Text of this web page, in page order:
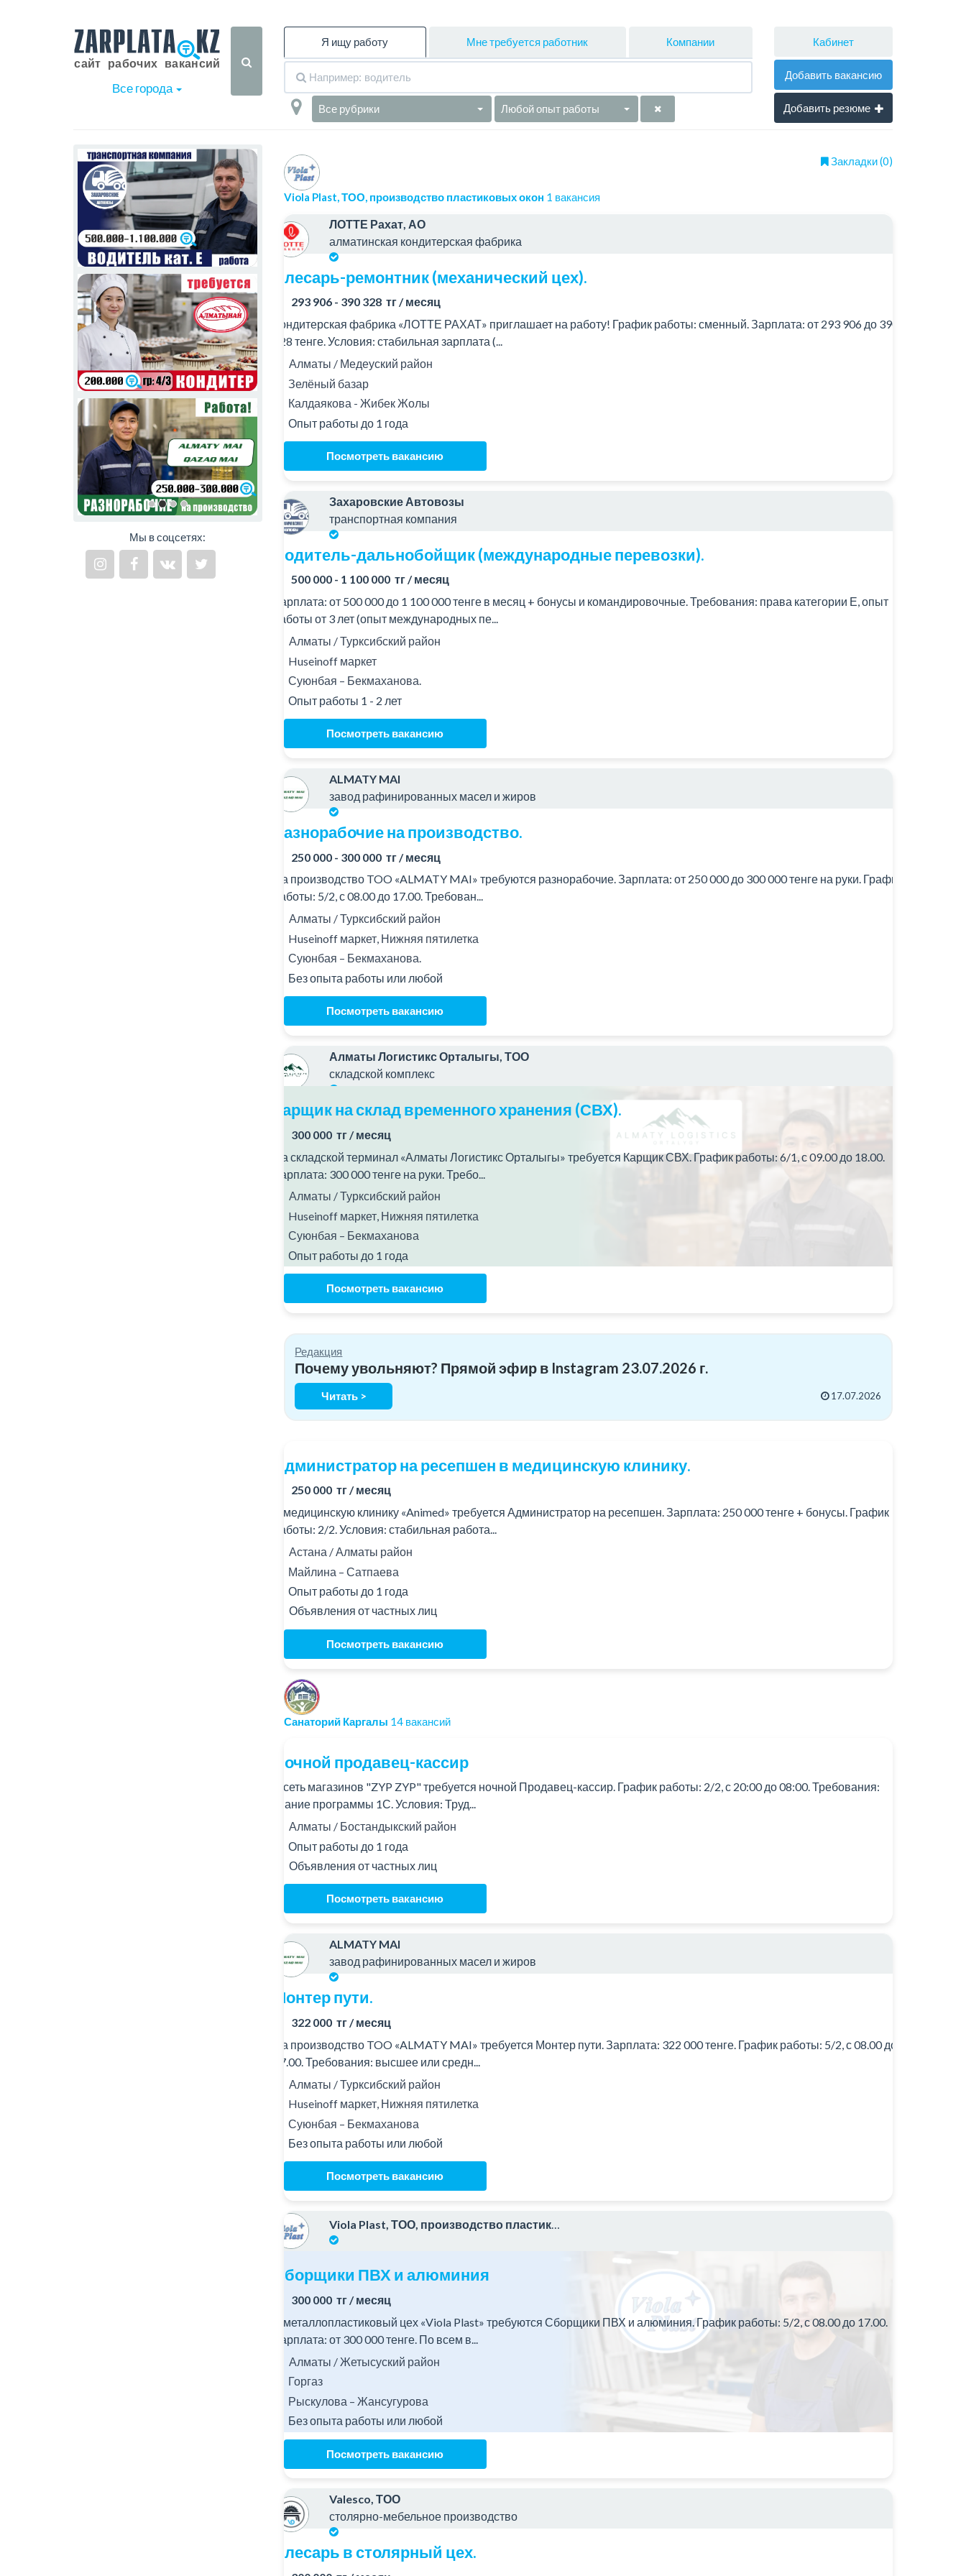
Все города
Я ищу работу Мне требуется работник Компании
Все рубрики Любой опыт работы
Кабинет
Добавить вакансию
Добавить резюме
Мы в соцсетях:
Закладки (0)
Viola Plast, ТОО, производство пластиковых окон 1 вакансия
ЛОТТЕ Рахат, АО
алматинская кондитерская фабрика
Слесарь-ремонтник (механический цех).
293 906 - 390 328 тг / месяц
Кондитерская фабрика «ЛОТТЕ РАХАТ» приглашает на работу! График работы: сменный. Зарплата: от 293 906 до 390
328 тенге. Условия: стабильная зарплата (...
Алматы / Медеуский район
Зелёный базар
Калдаякова - Жибек Жолы
Опыт работы до 1 года
Посмотреть вакансию
Захаровские Автовозы
транспортная компания
Водитель-дальнобойщик (международные перевозки).
500 000 - 1 100 000 тг / месяц
Зарплата: от 500 000 до 1 100 000 тенге в месяц + бонусы и командировочные. Требования: права категории Е, опыт
работы от 3 лет (опыт международных пе...
Алматы / Турксибский район
Huseinoff маркет
Суюнбая – Бекмаханова.
Опыт работы 1 - 2 лет
Посмотреть вакансию
ALMATY MAI
завод рафинированных масел и жиров
Разнорабочие на производство.
250 000 - 300 000 тг / месяц
На производство TOO «ALMATY MAI» требуются разнорабочие. Зарплата: от 250 000 до 300 000 тенге на руки. График
работы: 5/2, с 08.00 до 17.00. Требован...
Алматы / Турксибский район
Huseinoff маркет, Нижняя пятилетка
Суюнбая – Бекмаханова.
Без опыта работы или любой
Посмотреть вакансию
Алматы Логистикс Орталыгы, ТОО
складской комплекс
Карщик на склад временного хранения (СВХ).
300 000 тг / месяц
На складской терминал «Алматы Логистикс Орталыгы» требуется Карщик СВХ. График работы: 6/1, с 09.00 до 18.00.
Зарплата: 300 000 тенге на руки. Требо...
Алматы / Турксибский район
Huseinoff маркет, Нижняя пятилетка
Суюнбая – Бекмаханова
Опыт работы до 1 года
Посмотреть вакансию
Редакция
Почему увольняют? Прямой эфир в Instagram 23.07.2026 г.
Читать > 17.07.2026
Администратор на ресепшен в медицинскую клинику.
250 000 тг / месяц
В медицинскую клинику «Animed» требуется Администратор на ресепшен. Зарплата: 250 000 тенге + бонусы. График
работы: 2/2. Условия: стабильная работа...
Астана / Алматы район
Майлина – Сатпаева
Опыт работы до 1 года
Объявления от частных лиц
Посмотреть вакансию
Санаторий Каргалы 14 вакансий
Ночной продавец-кассир
В сеть магазинов "ZYP ZYP" требуется ночной Продавец-кассир. График работы: 2/2, с 20:00 до 08:00. Требования:
знание программы 1С. Условия: Труд...
Алматы / Бостандыкский район
Опыт работы до 1 года
Объявления от частных лиц
Посмотреть вакансию
ALMATY MAI
завод рафинированных масел и жиров
Монтер пути.
322 000 тг / месяц
На производство TOO «ALMATY MAI» требуется Монтер пути. Зарплата: 322 000 тенге. График работы: 5/2, с 08.00 до
17.00. Требования: высшее или средн...
Алматы / Турксибский район
Huseinoff маркет, Нижняя пятилетка
Суюнбая – Бекмаханова
Без опыта работы или любой
Посмотреть вакансию
Viola Plast, ТОО, производство пластиковых окон
Сборщики ПВХ и алюминия
300 000 тг / месяц
В металлопластиковый цех «Viola Plast» требуются Сборщики ПВХ и алюминия. График работы: 5/2, с 08.00 до 17.00.
Зарплата: от 300 000 тенге. По всем в...
Алматы / Жетысуский район
Горгаз
Рыскулова – Жансугурова
Без опыта работы или любой
Посмотреть вакансию
Valesco, ТОО
столярно-мебельное производство
Слесарь в столярный цех.